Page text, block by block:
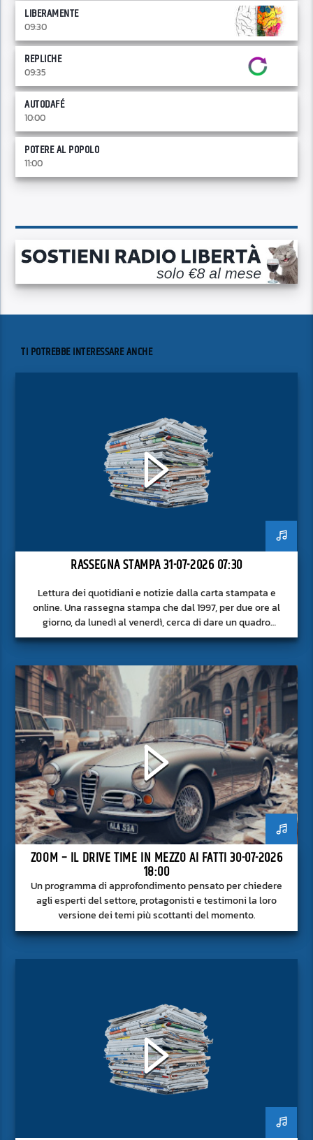
LIBERAMENTE
09:30
REPLICHE
09:35
AUTODAFÉ
10:00
POTERE AL POPOLO
11:00
TI POTREBBE INTERESSARE ANCHE
RASSEGNA STAMPA 31-07-2026 07:30
Lettura dei quotidiani e notizie dalla carta stampata e
online. Una rassegna stampa che dal 1997, per due ore al
giorno, da lunedì al venerdì, cerca di dare un quadro
approfondito delle notizie del giorno, senza fermarsi alla
ZOOM – IL DRIVE TIME IN MEZZO AI FATTI 30-07-2026
18:00
Un programma di approfondimento pensato per chiedere
agli esperti del settore, protagonisti e testimoni la loro
versione dei temi più scottanti del momento.